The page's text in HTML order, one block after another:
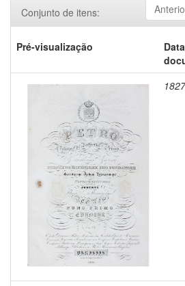
Conjunto de itens:
Pré-visualização
1827